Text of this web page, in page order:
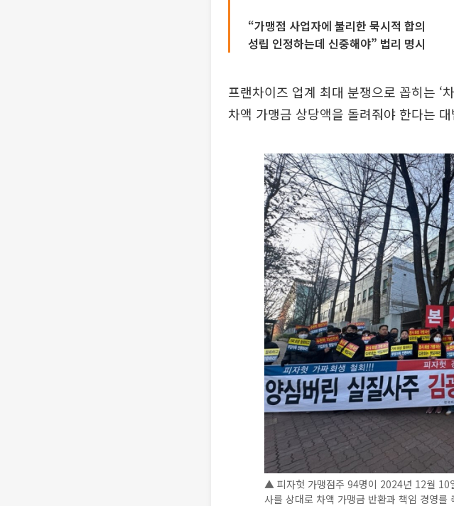
“가맹점 사업자에 불리한 묵시적 합의
성립 인정하는데 신중해야” 법리 명시
프랜차이즈 업계 최대 분쟁으로 꼽히는 ‘
차액 가맹금 상당액을 돌려줘야 한다는
▲ 피자헛 가맹점주 94명이 2024년 12월 10
사를 상대로 차액 가맹금 반환과 책임 경영